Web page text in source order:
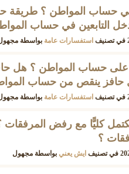
حساب المواطن ؟ طريقة
التابعين في حساب
في تصنيف استفسارات عامة بواسطة
على حساب المواطن ؟ هل
حافز ينقص من حساب
في تصنيف استفسارات عامة بواسطة
كليًّا مع رفض
؟
في تصنيف ايش يعني بواسطة مجهول